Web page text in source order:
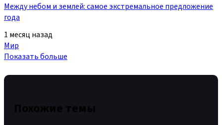
Между небом и землей: самое экстремальное предложение
года
1 месяц назад
Мир
Показать больше
Похожие темы